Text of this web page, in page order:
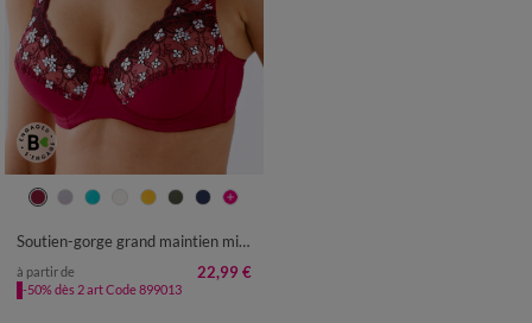
Soutien-gorge grand maintien microfibre Caminata - avec armatures
à partir de 22,99 €
-50% dès 2 art Code 899013